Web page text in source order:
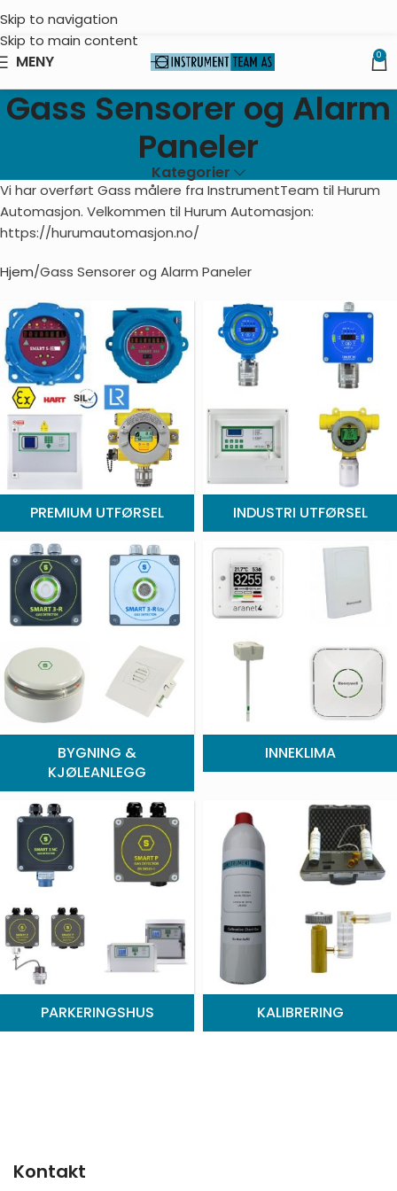
Skip to navigation
Skip to main content
MENY 0
Gass Sensorer og Alarm
Paneler
Kategorier
Vi har overført Gass målere fra InstrumentTeam til Hurum
Automasjon. Velkommen til Hurum Automasjon:
https://hurumautomasjon.no/
Hjem Gass Sensorer og Alarm Paneler
PREMIUM UTFØRSEL INDUSTRI UTFØRSEL
BYGNING &
KJØLEANLEGG
INNEKLIMA
PARKERINGSHUS KALIBRERING
Kontakt